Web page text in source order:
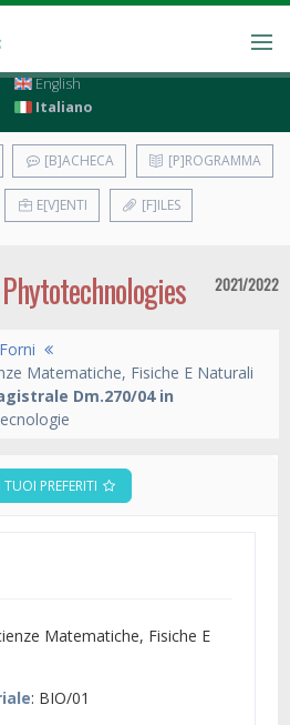
English
Italiano
[B]ACHECA [P]ROGRAMMA
E[V]ENTI [F]ILES
2021/2022
Matematiche, Fisiche E Naturali
Dm.270/04 in
PREFERITI
Matematiche, Fisiche E
: BIO/01